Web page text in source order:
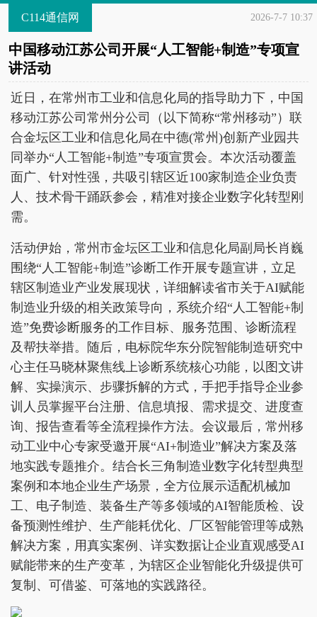
C114通信网 2026-7-7 10:37
中国移动江苏公司开展“人工智能+制造”专项宣
讲活动
近日，在常州市工业和信息化局的指导助力下，中国
移动江苏公司常州分公司（以下简称“常州移动”）联
合金坛区工业和信息化局在中德(常州)创新产业园共
同举办“人工智能+制造”专项宣贯会。本次活动覆盖
面广、针对性强，共吸引辖区近100家制造企业负责
人、技术骨干踊跃参会，精准对接企业数字化转型刚
需。
活动伊始，常州市金坛区工业和信息化局副局长肖巍
围绕“人工智能+制造”诊断工作开展专题宣讲，立足
辖区制造业产业发展现状，详细解读省市关于AI赋能
制造业升级的相关政策导向，系统介绍“人工智能+制
造”免费诊断服务的工作目标、服务范围、诊断流程
及帮扶举措。随后，电标院华东分院智能制造研究中
心主任马晓林聚焦线上诊断系统核心功能，以图文讲
解、实操演示、步骤拆解的方式，手把手指导企业参
训人员掌握平台注册、信息填报、需求提交、进度查
询、报告查看等全流程操作方法。会议最后，常州移
动工业中心专家受邀开展“AI+制造业”解决方案及落
地实践专题推介。结合长三角制造业数字化转型典型
案例和本地企业生产场景，全方位展示适配机械加
工、电子制造、装备生产等多领域的AI智能质检、设
备预测性维护、生产能耗优化、厂区智能管理等成熟
解决方案，用真实案例、详实数据让企业直观感受AI
赋能带来的生产变革，为辖区企业智能化升级提供可
复制、可借鉴、可落地的实践路径。